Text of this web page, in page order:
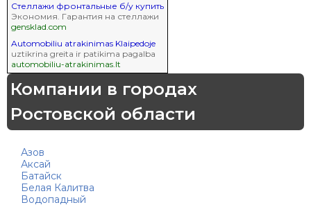
Стеллажи фронтальные б/у купить
Экономия. Гарантия на стеллажи
gensklad.com
Automobiliu atrakinimas Klaipedoje
uztikrina greita ir patikima pagalba
automobiliu-atrakinimas.lt
Компании в городах
Ростовской области
Азов
Аксай
Батайск
Белая Калитва
Водопадный